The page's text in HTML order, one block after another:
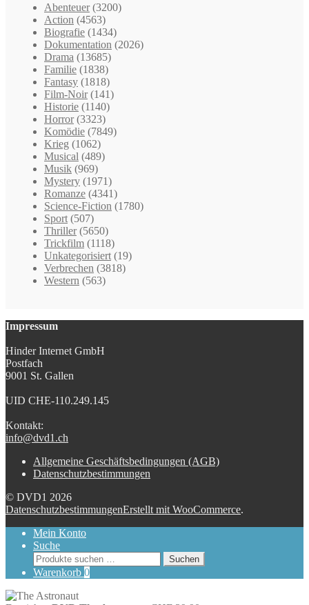
Abenteuer (3200)
Action (4563)
Biografie (1434)
Dokumentation (2026)
Drama (13685)
Familie (1838)
Fantasy (1818)
Film-Noir (141)
Historie (1140)
Horror (3323)
Komödie (7849)
Krieg (1062)
Musical (489)
Musik (969)
Mystery (1971)
Romanze (4341)
Science-Fiction (1780)
Sport (507)
Thriller (5650)
Trickfilm (1118)
Unkategorisiert (19)
Verbrechen (3818)
Western (563)
Impressum
Hinder Internet GmbH
Postfach
9001 St. Gallen
UID CHE-110.249.145
Kontakt:
info@dvd1.ch
Allgemeine Geschäftsbedingungen (AGB)
Datenschutzbestimmungen
© DVD1 2026
DatenschutzbestimmungenErstellt mit WooCommerce.
Mein Konto
Suche
Suchen
nach:
Suchen
Warenkorb 0